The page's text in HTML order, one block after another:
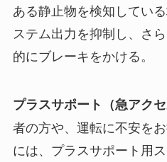
ある静止物を検知してい
ステム出力を抑制し、さ
的にブレーキをかける。
プラスサポート（急アク
者の方や、運転に不安を
には、プラスサポート用